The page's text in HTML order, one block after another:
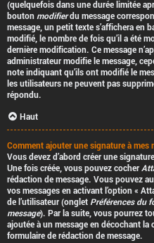
(quelquefois dans une durée limitée
bouton modifierdu message
message, un petit texte s’affichera en
modifié, le nombre de fois qu’il a été
dernière modification. Ce message
administrateur modifie le message,
note indiquant qu’ils ont modifié le
les utilisateurs ne peuvent pas
répondu.
Haut
Comment ajouter une signature à mes
Vous devez d’abord créer une
Une fois créée, vous pouvez cocher
rédaction de message. Vous pouvez
vos messages en activant l’option «
de l’utilisateur (onglet Préférences du
message). Par la suite, vous pourrez
ajoutée à un message en décochant la
formulaire de rédaction de message.